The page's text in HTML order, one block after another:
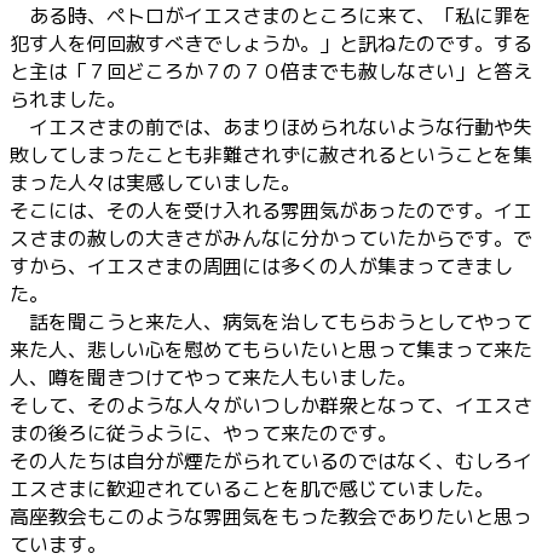
ある時、ペトロがイエスさまのところに来て、「私に罪を
犯す人を何回赦すべきでしょうか。」と訊ねたのです。する
と主は「７回どころか７の７０倍までも赦しなさい」と答え
られました。
イエスさまの前では、あまりほめられないような行動や失
敗してしまったことも非難されずに赦されるということを集
まった人々は実感していました。
そこには、その人を受け入れる雰囲気があったのです。イエ
スさまの赦しの大きさがみんなに分かっていたからです。で
すから、イエスさまの周囲には多くの人が集まってきまし
た。
話を聞こうと来た人、病気を治してもらおうとしてやって
来た人、悲しい心を慰めてもらいたいと思って集まって来た
人、噂を聞きつけてやって来た人もいました。
そして、そのような人々がいつしか群衆となって、イエスさ
まの後ろに従うように、やって来たのです。
その人たちは自分が煙たがられているのではなく、むしろイ
エスさまに歓迎されていることを肌で感じていました。
高座教会もこのような雰囲気をもった教会でありたいと思っ
ています。